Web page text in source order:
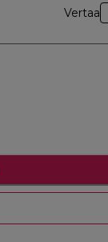
Vertaa